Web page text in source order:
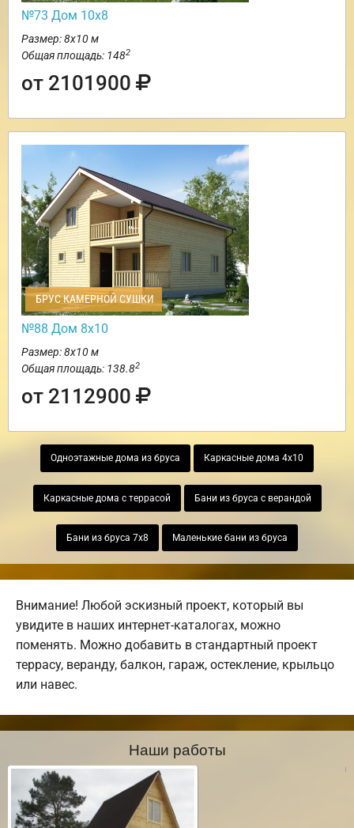
№73 Дом 10х8
Размер: 8х10 м
Общая площадь: 1482
от 2101900
БРУС КАМЕРНОЙ СУШКИ
№88 Дом 8х10
Размер: 8х10 м
Общая площадь: 138.82
от 2112900
Одноэтажные дома из бруса Каркасные дома 4х10
Каркасные дома с террасой Бани из бруса с верандой
Бани из бруса 7х8 Маленькие бани из бруса
Внимание! Любой эскизный проект, который вы
увидите в наших интернет-каталогах, можно
поменять. Можно добавить в стандартный проект
террасу, веранду, балкон, гараж, остекление, крыльцо
или навес.
Наши работы